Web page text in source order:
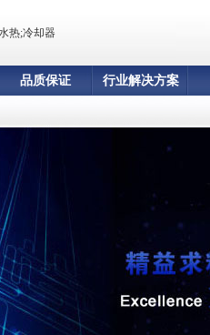
热;冷却器
品质保证 行业解决方案